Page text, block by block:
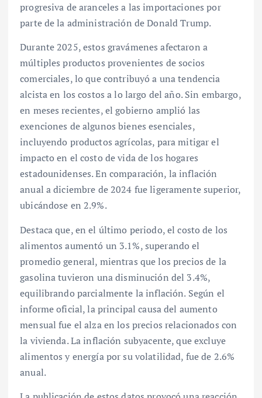
progresiva de aranceles a las importaciones por
parte de la administración de Donald Trump.
Durante 2025, estos gravámenes afectaron a
múltiples productos provenientes de socios
comerciales, lo que contribuyó a una tendencia
alcista en los costos a lo largo del año. Sin embargo,
en meses recientes, el gobierno amplió las
exenciones de algunos bienes esenciales,
incluyendo productos agrícolas, para mitigar el
impacto en el costo de vida de los hogares
estadounidenses. En comparación, la inflación
anual a diciembre de 2024 fue ligeramente superior,
ubicándose en 2.9%.
Destaca que, en el último periodo, el costo de los
alimentos aumentó un 3.1%, superando el
promedio general, mientras que los precios de la
gasolina tuvieron una disminución del 3.4%,
equilibrando parcialmente la inflación. Según el
informe oficial, la principal causa del aumento
mensual fue el alza en los precios relacionados con
la vivienda. La inflación subyacente, que excluye
alimentos y energía por su volatilidad, fue de 2.6%
anual.